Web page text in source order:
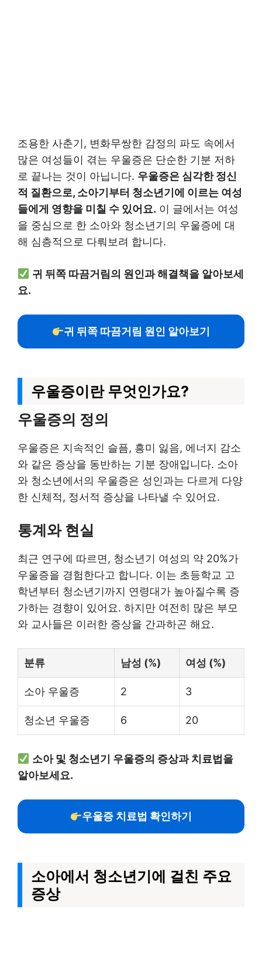
조용한 사춘기, 변화무쌍한 감정의 파도 속에서
많은 여성들이 겪는 우울증은 단순한 기분 저하
로 끝나는 것이 아닙니다. 우울증은 심각한 정신
적 질환으로, 소아기부터 청소년기에 이르는 여성
들에게 영향을 미칠 수 있어요. 이 글에서는 여성
을 중심으로 한 소아와 청소년기의 우울증에 대
해 심층적으로 다뤄보려 합니다.
귀 뒤쪽 따끔거림의 원인과 해결책을 알아보세
요.
귀 뒤쪽 따끔거림 원인 알아보기
우울증이란 무엇인가요?
우울증의 정의
우울증은 지속적인 슬픔, 흥미 잃음, 에너지 감소
와 같은 증상을 동반하는 기분 장애입니다. 소아
와 청소년에서의 우울증은 성인과는 다르게 다양
한 신체적, 정서적 증상을 나타낼 수 있어요.
통계와 현실
최근 연구에 따르면, 청소년기 여성의 약 20%가
우울증을 경험한다고 합니다. 이는 초등학교 고
학년부터 청소년기까지 연령대가 높아질수록 증
가하는 경향이 있어요. 하지만 여전히 많은 부모
와 교사들은 이러한 증상을 간과하곤 해요.
분류 남성 (%) 여성 (%)
소아 우울증 2 3
청소년 우울증 6 20
소아 및 청소년기 우울증의 증상과 치료법을
알아보세요.
우울증 치료법 확인하기
소아에서 청소년기에 걸친 주요
증상